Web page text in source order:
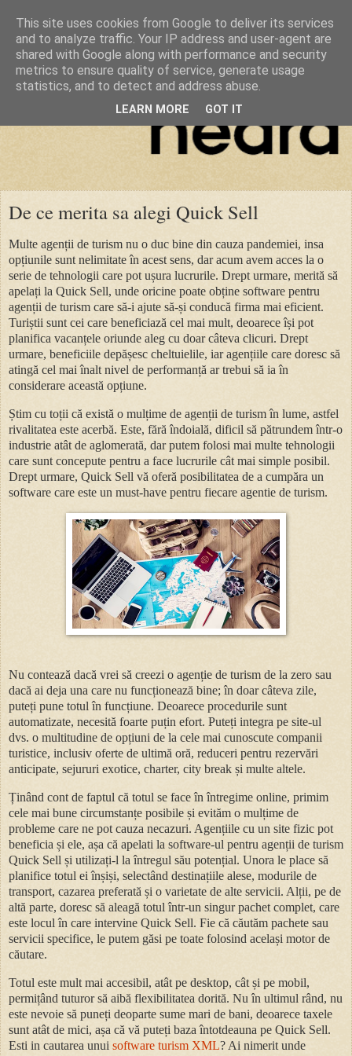
De ce merita sa alegi Quick Sell
Multe agenții de turism nu o duc bine din cauza pandemiei, insa
opțiunile sunt nelimitate în acest sens, dar acum avem acces la o
serie de tehnologii care pot ușura lucrurile. Drept urmare, merită să
apelați la Quick Sell, unde oricine poate obține software pentru
agenții de turism care să-i ajute să-și conducă firma mai eficient.
Turiștii sunt cei care beneficiază cel mai mult, deoarece își pot
planifica vacanțele oriunde aleg cu doar câteva clicuri. Drept
urmare, beneficiile depășesc cheltuielile, iar agențiile care doresc să
atingă cel mai înalt nivel de performanță ar trebui să ia în
considerare această opțiune.
Știm cu toții că există o mulțime de agenții de turism în lume, astfel
rivalitatea este acerbă. Este, fără îndoială, dificil să pătrundem într-o
industrie atât de aglomerată, dar putem folosi mai multe tehnologii
care sunt concepute pentru a face lucrurile cât mai simple posibil.
Drept urmare, Quick Sell vă oferă posibilitatea de a cumpăra un
software care este un must-have pentru fiecare agentie de turism.
Nu contează dacă vrei să creezi o agenție de turism de la zero sau
dacă ai deja una care nu funcționează bine; în doar câteva zile,
puteți pune totul în funcțiune. Deoarece procedurile sunt
automatizate, necesită foarte puțin efort. Puteți integra pe site-ul
dvs. o multitudine de opțiuni de la cele mai cunoscute companii
turistice, inclusiv oferte de ultimă oră, reduceri pentru rezervări
anticipate, sejururi exotice, charter, city break și multe altele.
Ținând cont de faptul că totul se face în întregime online, primim
cele mai bune circumstanțe posibile și evităm o mulțime de
probleme care ne pot cauza necazuri. Agențiile cu un site fizic pot
beneficia și ele, așa că apelati la software-ul pentru agenții de turism
Quick Sell și utilizați-l la întregul său potențial. Unora le place să
planifice totul ei înșiși, selectând destinațiile alese, modurile de
transport, cazarea preferată și o varietate de alte servicii. Alții, pe de
altă parte, doresc să aleagă totul într-un singur pachet complet, care
este locul în care intervine Quick Sell. Fie că căutăm pachete sau
servicii specifice, le putem găsi pe toate folosind același motor de
căutare.
Totul este mult mai accesibil, atât pe desktop, cât și pe mobil,
permițând tuturor să aibă flexibilitatea dorită. Nu în ultimul rând, nu
este nevoie să puneți deoparte sume mari de bani, deoarece taxele
sunt atât de mici, așa că vă puteți baza întotdeauna pe Quick Sell.
Esti in cautarea unui software turism XML? Ai nimerit unde
This site uses cookies from Google to deliver its services
and to analyze traffic. Your IP address and user-agent are
shared with Google along with performance and security
metrics to ensure quality of service, generate usage
statistics, and to detect and address abuse.
LEARN MORE GOT IT